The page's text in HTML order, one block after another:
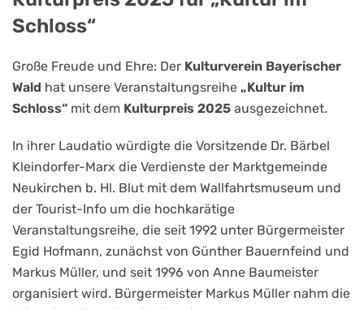
Schloss“
Große Freude und Ehre: Der Kulturverein Bayerischer
Wald hat unsere Veranstaltungsreihe „Kultur im
Schloss“ mit dem Kulturpreis 2025 ausgezeichnet.
In ihrer Laudatio würdigte die Vorsitzende Dr. Bärbel
Kleindorfer-Marx die Verdienste der Marktgemeinde
Neukirchen b. Hl. Blut mit dem Wallfahrtsmuseum und
der Tourist-Info um die hochkarätige
Veranstaltungsreihe, die seit 1992 unter Bürgermeister
Egid Hofmann, zunächst von Günther Bauernfeind und
Markus Müller, und seit 1996 von Anne Baumeister
organisiert wird. Bürgermeister Markus Müller nahm die